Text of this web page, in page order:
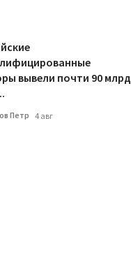
вывели почти 90 млрд
Петр 4 авг